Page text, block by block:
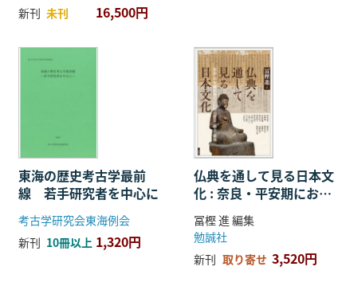
新刊 未刊 16,500円
東海の歴史考古学最前
線 若手研究者を中心に
考古学研究会東海例会
新刊 10冊以上 1,320円
仏典を通して見る日本文
化 : 奈良・平安期におけ
る仏教の受容・融合・展
開
冨樫 進 編集
勉誠社
新刊 取り寄せ 3,520円